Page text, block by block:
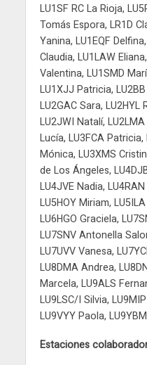
LU1SF RC La Rioja,
Tomás Espora, LR1D
Yanina, LU1EQF
Claudia, LU1LAW
Valentina, LU1SMD
LU1XJJ Patricia,
LU2GAC Sara, LU2HYL
LU2JWI Natalí,
Lucía, LU3FCA Patricia,
Mónica, LU3XMS
de Los Ángeles,
LU4JVE Nadia,
LU5HOY Miriam,
LU6HGO Graciela,
LU7SNV Antonella
LU7UVV Vanesa,
LU8DMA Andrea,
Marcela, LU9ALS
LU9LSC/I Silvia,
LU9VYY Paola,
Estaciones